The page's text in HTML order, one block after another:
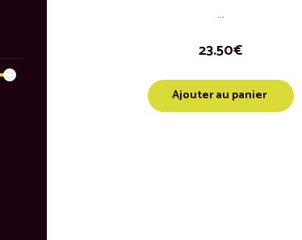
...
23.50€
Ajouter au panier